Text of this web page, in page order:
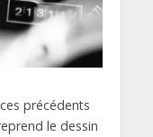
précédents
le dessin